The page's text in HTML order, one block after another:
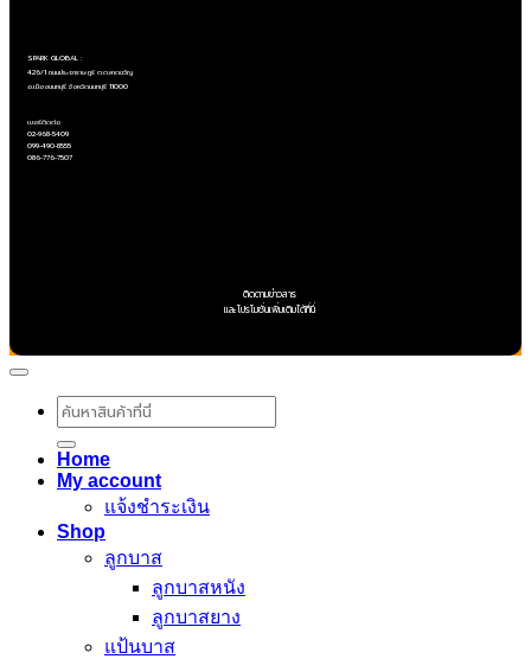
SPARK GLOBAL :
426/1 ถนนประชาราษฎร์ ต.ตลาดขวัญ
อ.เมืองนนทบุรี จังหวัดนนทบุรี 11000
เบอร์ติดต่อ
02-968-5409
099-490-8555
086-776-7507
ติดตามข่าวสาร
และโปรโมชั่นเพิ่มเติมได้ที่นี่
ค้นหา:
Home
My account
แจ้งชำระเงิน
Shop
ลูกบาส
ลูกบาสหนัง
ลูกบาสยาง
แป้นบาส